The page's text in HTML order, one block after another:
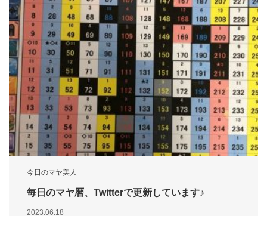
今日のマヤ美人
毎日のマヤ暦、Twitterで更新しています♪
2023.06.18